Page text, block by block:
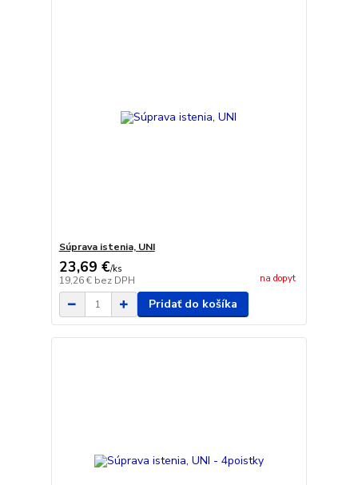
Súprava istenia, UNI
23,69 €/ks
19,26 € bez DPH na dopyt
Pridať do košíka